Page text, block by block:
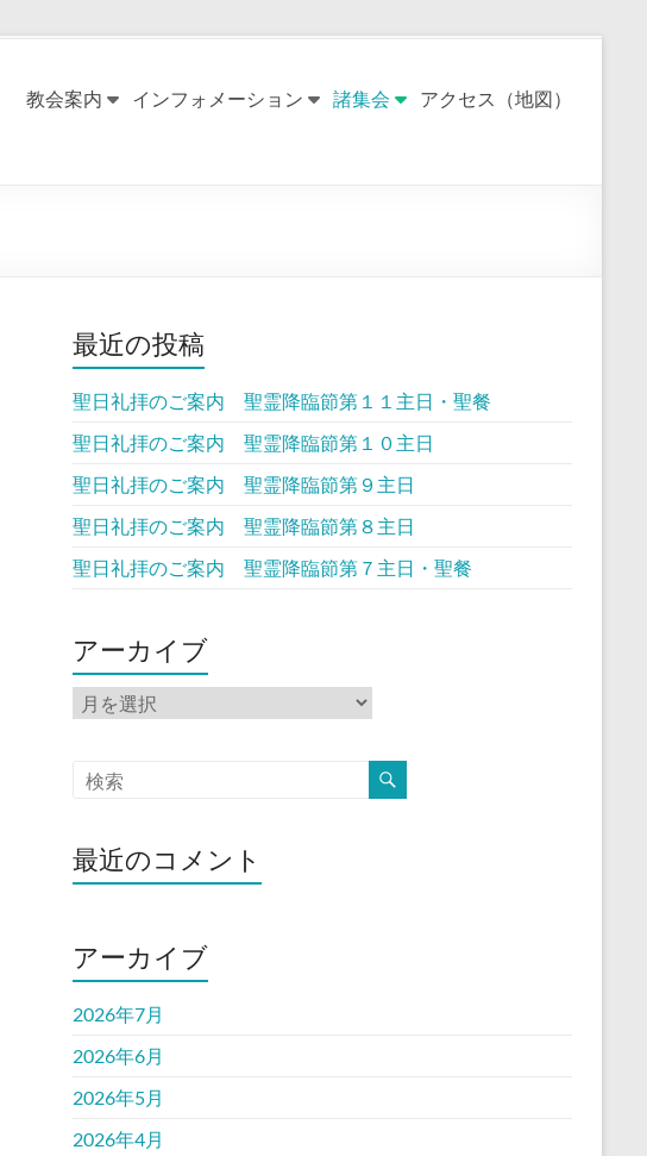
教会案内 インフォメーション 諸集会 アクセス（地図）
最近の投稿
聖日礼拝のご案内 聖霊降臨節第１１主日・聖餐
聖日礼拝のご案内 聖霊降臨節第１０主日
聖日礼拝のご案内 聖霊降臨節第９主日
聖日礼拝のご案内 聖霊降臨節第８主日
聖日礼拝のご案内 聖霊降臨節第７主日・聖餐
アーカイブ
ア
ー
イ
ブ
最近のコメント
アーカイブ
2026年7月
2026年6月
2026年5月
2026年4月